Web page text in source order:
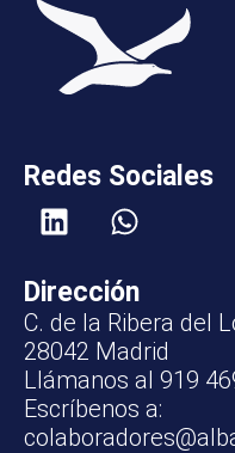
Redes Sociales
Dirección
C. de la Ribera del
28042 Madrid
Llámanos al 919
Escríbenos a: